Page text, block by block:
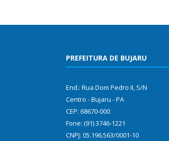
PREFEITURA DE BUJARU
End.: Rua Dom Pedro II, S/N
Centro - Bujaru - PA
CEP: 68670-000
Fone: (91) 3746-1221
CNPJ: 05.196.563/0001-10